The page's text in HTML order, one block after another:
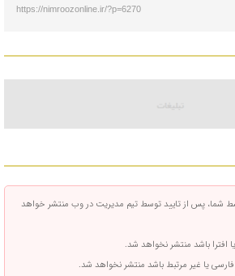
https://nimroozonline.ir/?p=6270
شما، پس از تایید توسط تیم مدیریت در وب منتشر خواهد
افترا باشد منتشر نخواهد شد.
فارسی یا غیر مرتبط باشد منتشر نخواهد شد.